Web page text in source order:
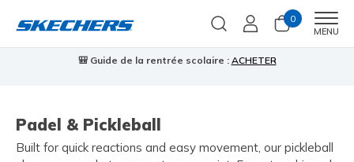
0
MENU
🎒 Guide de la rentrée scolaire : ACHETER
Padel & Pickleball
Built for quick reactions and easy movement, our pickleball